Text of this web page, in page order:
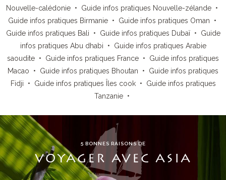
Nouvelle-calédonie • Guide infos pratiques Nouvelle-zélande •
Guide infos pratiques Birmanie• Guide infos pratiques Oman •
Guide infos pratiques Bali • Guide infos pratiques Dubaï• Guide
infos pratiques Abu dhabi • Guide infos pratiques Arabie
saoudite • Guide infos pratiques France • Guide infos pratiques
Macao • Guide infos pratiques Bhoutan • Guide infos pratiques
Fidji • Guide infos pratiques Îles cook• Guide infos pratiques
Tanzanie •
5 BONNES RAISONS DE
VOYAGER AVEC ASIA